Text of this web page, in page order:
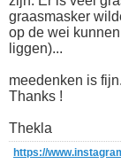
graasmasker
op de wei
liggen)...
meedenken is
Thanks !
Thekla
https://